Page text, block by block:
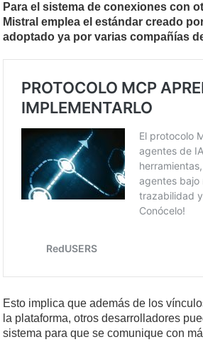
Para el sistema de conexiones con
Mistral emplea el estándar creado
adoptado ya por varias compañías
Esto implica que además de los
la plataforma, otros desarrolladores
sistema para que se comunique con